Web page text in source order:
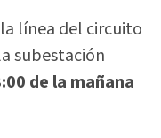
línea del circuito
subestación
de la mañana